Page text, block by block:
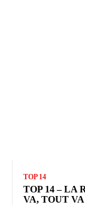
TOP 14
TOP 14 – LA
VA, TOUT